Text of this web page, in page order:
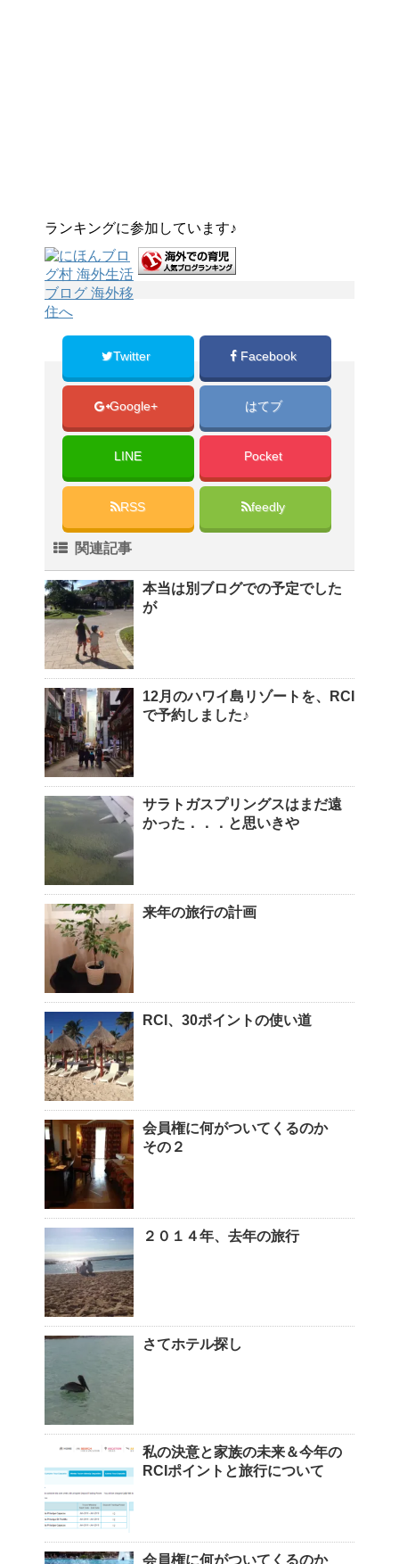
ランキングに参加しています♪
Twitter Facebook
Google+ はてブ
LINE Pocket
RSS feedly
関連記事
本当は別ブログでの予定でした
が
12月のハワイ島リゾートを、RCI
で予約しました♪
サラトガスプリングスはまだ遠
かった．．．と思いきや
来年の旅行の計画
RCI、30ポイントの使い道
会員権に何がついてくるのか
その２
２０１４年、去年の旅行
さてホテル探し
私の決意と家族の未来＆今年の
RCIポイントと旅行について
会員権に何がついてくるのか